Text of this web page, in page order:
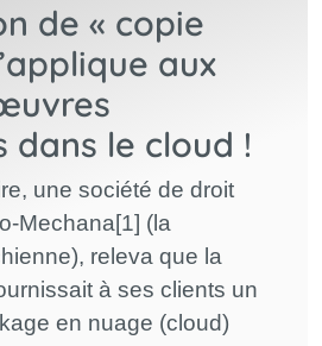
de « copie
aux
dans le cloud !
une société de droit
Mechana[1] (la
releva que la
à ses clients un
en nuage (cloud)